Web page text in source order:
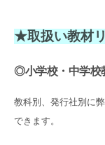
★取扱い教材
◎小学校・中学校
教科別、発行社別に
できます。